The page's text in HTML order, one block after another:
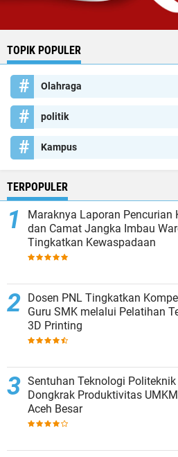
TOPIK POPULER
Olahraga
politik
Kampus
TERPOPULER
Maraknya Laporan Pencurian
dan Camat Jangka Imbau
Tingkatkan Kewaspadaan
Dosen PNL Tingkatkan
Guru SMK melalui Pelatihan
3D Printing
Sentuhan Teknologi Politeknik
Dongkrak Produktivitas
Aceh Besar